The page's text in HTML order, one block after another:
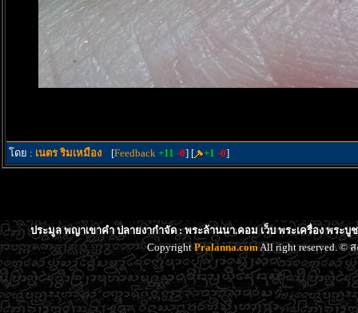
โดย : เนตร ริมเหมือง [Feedback +11 -0] [ +1 -0]
ประมูล พญาเขาคำ ปลายงากำจัด : พระล้านนา.คอม เว็บ พระเครื่อง พระ
CopyrightPralanna.comAll right reserved. ©